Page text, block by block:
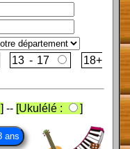
13 - 17 18+
] -- [Ukulélé : ]